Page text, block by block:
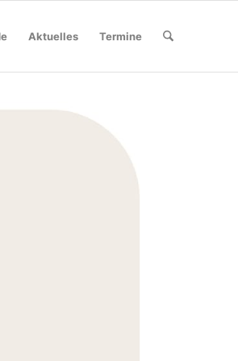
Aktuelles Termine